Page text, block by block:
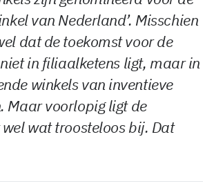
van Nederland’. Misschien
dat de toekomst voor de
in filiaalketens ligt, maar in
winkels van inventieve
Maar voorlopig ligt de
wat troosteloos bij. Dat